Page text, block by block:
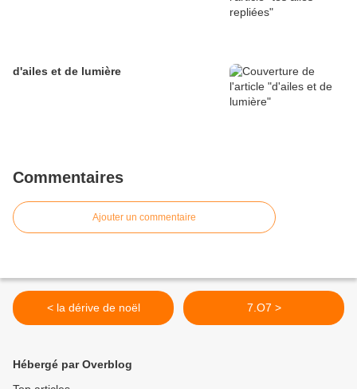
d'ailes et de lumière
Commentaires
Ajouter un commentaire
< la dérive de noël 7.O7 >
Hébergé par Overblog